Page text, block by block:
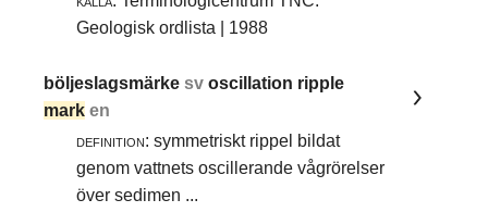
Geologisk ordlista | 1988
böljeslagsmärkesvoscillation ripple
mark en
definition: symmetriskt rippel bildat
genom vattnets oscillerande vågrörelser
över sedimen ...